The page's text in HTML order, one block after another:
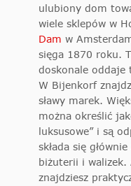
ulubiony dom
wiele sklepów w
Dam w
sięga 1870 roku.
doskonale oddaje
W Bijenkorf
sławy marek.
można określić
luksusowe” i są
składa się
biżuterii i walizek.
znajdziesz